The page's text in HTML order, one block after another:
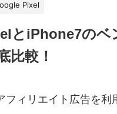
Pixel
とiPhone7のベ
比較！
フィリエイト広告を利